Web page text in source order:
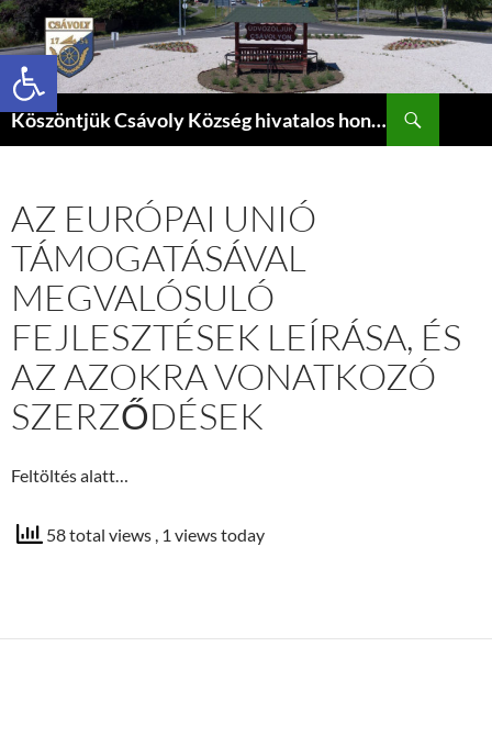
Eszköztár megnyitása
Köszöntjük Csávoly Község hivatalos honlapján.
Keresés
AZ EURÓPAI UNIÓ
TÁMOGATÁSÁVAL
MEGVALÓSULÓ
FEJLESZTÉSEK LEÍRÁSA, ÉS
AZ AZOKRA VONATKOZÓ
SZERZŐDÉSEK
Feltöltés alatt…
58 total views , 1 views today